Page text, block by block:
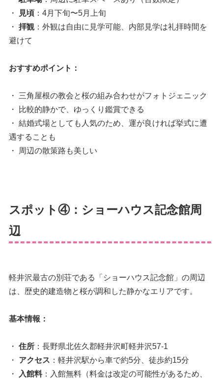
・
見頃：4月下旬〜5月上旬
・ 拝観：外観は自由に見学可能、内部見学は礼拝時間を
避けて
おすすめポイント：
・ 三角屋根の教会と桜の組み合わせがフォトジェニック
・ 比較的静かで、ゆっくり鑑賞できる
・ 結婚式場としても人気のため、運が良ければ挙式に遭
遇することも
・ 周辺の散策路も美しい
スポット④：ショーハウス記念館周
辺
軽井沢最古の別荘である「ショーハウス記念館」の周辺
は、歴史的建造物と桜が調和した静かなエリアです。
基本情報：
・ 住所：長野県北佐久郡軽井沢町軽井沢57-1
・ アクセス ：軽井沢駅から車で約5分、徒歩約15分
・
入館料：入館無料（料金は改定の可能性があるため、